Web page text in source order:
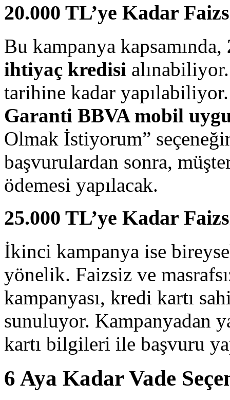
20.000 TL’ye Kadar
Bu kampanya kapsamında,
ihtiyaç kredisi
tarihine kadar
Garanti BBVA mobil
Olmak İstiyorum”
başvurulardan sonra,
ödemesi yapılacak.
25.000 TL’ye Kadar
İkinci kampanya ise
yönelik. Faizsiz ve
kampanyası, kredi kartı
sunuluyor. Kampanyadan
kartı bilgileri ile başvuru
6 Aya Kadar Vade